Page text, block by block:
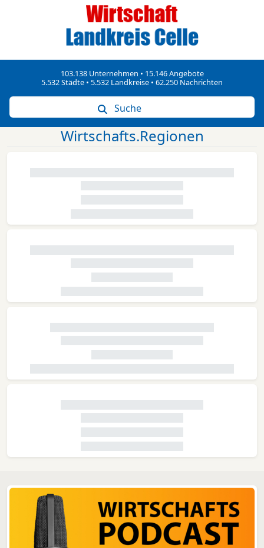
103.138 Unternehmen • 15.146 Angebote
5.532 Städte • 5.532 Landkreise • 62.250 Nachrichten
Suche
Wirtschafts.Regionen